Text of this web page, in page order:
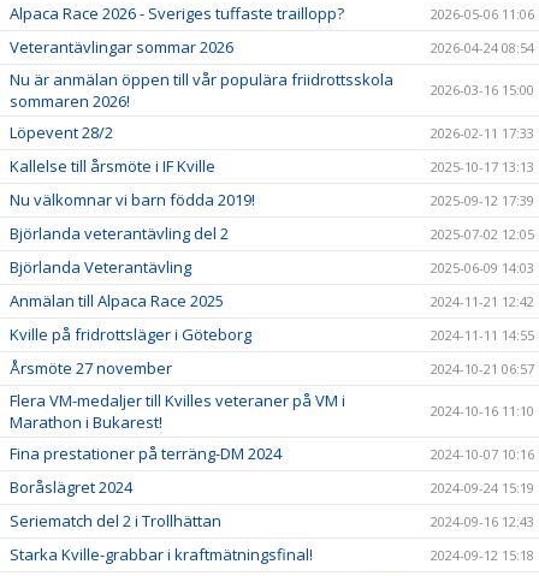
Alpaca Race 2026 - Sveriges tuffaste traillopp? 2026-05-06 11:06
Veterantävlingar sommar 2026 2026-04-24 08:54
Nu är anmälan öppen till vår populära friidrottsskola
sommaren 2026!
2026-03-16 15:00
Löpevent 28/2 2026-02-11 17:33
Kallelse till årsmöte i IF Kville 2025-10-17 13:13
Nu välkomnar vi barn födda 2019! 2025-09-12 17:39
Björlanda veterantävling del 2 2025-07-02 12:05
Björlanda Veterantävling 2025-06-09 14:03
Anmälan till Alpaca Race 2025 2024-11-21 12:42
Kville på fridrottsläger i Göteborg 2024-11-11 14:55
Årsmöte 27 november 2024-10-21 06:57
Flera VM-medaljer till Kvilles veteraner på VM i
Marathon i Bukarest!
2024-10-16 11:10
Fina prestationer på terräng-DM 2024 2024-10-07 10:16
Boråslägret 2024 2024-09-24 15:19
Seriematch del 2 i Trollhättan 2024-09-16 12:43
Starka Kville-grabbar i kraftmätningsfinal! 2024-09-12 15:18